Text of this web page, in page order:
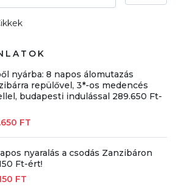
nyárba: 8 napos álomutazás
repülővel, 3*-os medencés
budapesti indulással 289.650 Ft-
FT
nyaralás a csodás Zanzibáron
Ft-ért!
FT